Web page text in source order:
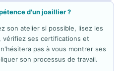
d'un joaillier ?
son atelier si possible, lisez les
vérifiez ses certifications et
pas à vous montrer ses
son processus de travail.